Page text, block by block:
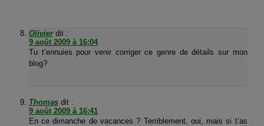
Olivier dit :
9 août 2009 à 16:04
Tu t’ennuies pour venir corriger ce genre de détails sur mon
blog?
Thomas dit :
9 août 2009 à 16:41
En ce dimanche de vacances ? Terriblement, oui, mais si t’as